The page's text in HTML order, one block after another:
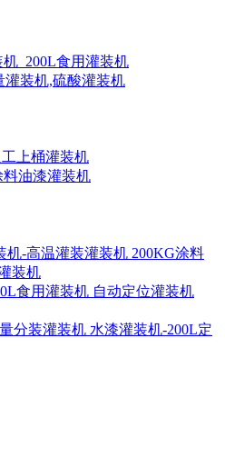
_200L食用灌装机
灌装机,硫酸灌装机
上桶灌装机
料油漆灌装机
200KG涂料
装机
自动定位灌装机
水漆灌装机-200L定